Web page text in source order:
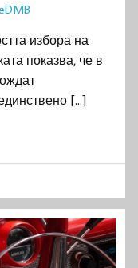
избора на
показва, че в
[…]